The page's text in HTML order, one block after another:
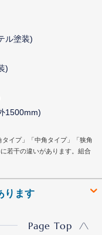
ル塗装)
)
1500mm)
イプ」「中角タイプ」「狭角
若干の違いがあります。組合
ります
Page Top